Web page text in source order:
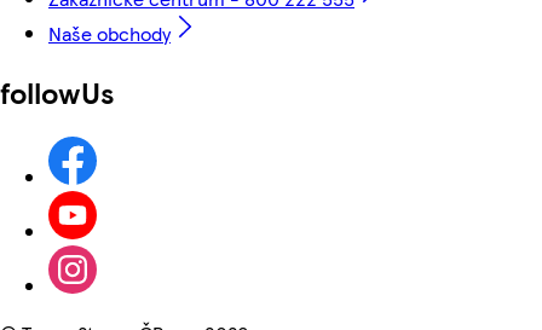
Naše obchody
followUs